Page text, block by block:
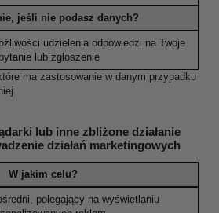
jeśli nie podasz danych?
udzielenia odpowiedzi na Twoje
lub zgłoszenie
ma zastosowanie w danym przypadku
lub inne zbliżone działanie
działań marketingowych
W jakim celu?
polegający na wyświetlaniu